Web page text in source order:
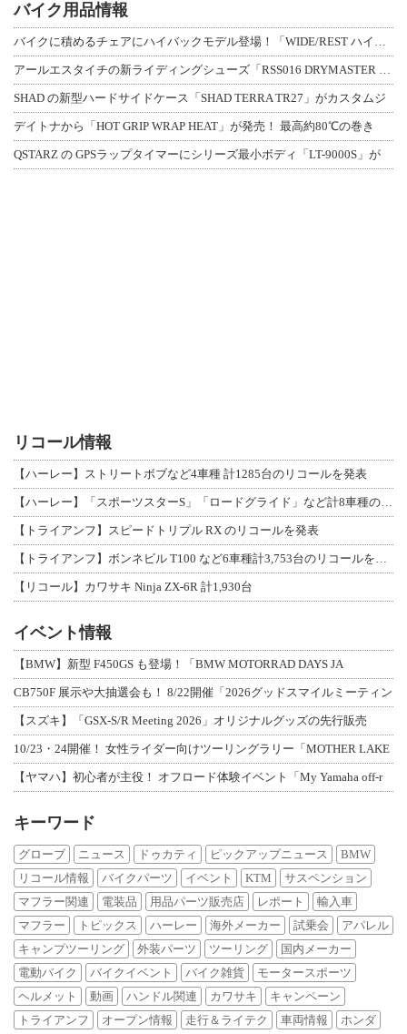
バイク用品情報
バイクに積めるチェアにハイバックモデル登場！「WIDE/REST ハイバックチェ
アールエスタイチの新ライディングシューズ「RSS016 DRYMASTER スト
SHAD の新型ハードサイドケース「SHAD TERRA TR27」がカスタムジ
デイトナから「HOT GRIP WRAP HEAT」が発売！ 最高約80℃の巻き
QSTARZ の GPSラップタイマーにシリーズ最小ボディ「LT-9000S」が
リコール情報
【ハーレー】ストリートボブなど4車種 計1285台のリコールを発表
【ハーレー】「スポーツスターS」「ロードグライド」など計8車種のリコールを発表
【トライアンフ】スピードトリプル RX のリコールを発表
【トライアンフ】ボンネビル T100 など6車種計3,753台のリコールを発表
【リコール】カワサキ Ninja ZX-6R 計1,930台
イベント情報
【BMW】新型 F450GS も登場！「BMW MOTORRAD DAYS JA
CB750F 展示や大抽選会も！ 8/22開催「2026グッドスマイルミーティン
【スズキ】「GSX-S/R Meeting 2026」オリジナルグッズの先行販売
10/23・24開催！ 女性ライダー向けツーリングラリー「MOTHER LAKE
【ヤマハ】初心者が主役！ オフロード体験イベント「My Yamaha off-r
キーワード
グローブ ニュース ドゥカティ ピックアップニュース
BMW
リコール情報
バイクパーツ イベント KTM
サスペンション
マフラー関連
電装品 用品パーツ販売店 レポート
輸入車
マフラー
トピックス ハーレー 海外メーカー 試乗会
アパレル
キャンプツーリング
外装パーツ ツーリング
国内メーカー
電動バイク
バイクイベント バイク雑貨
モータースポーツ
ヘルメット
動画 ハンドル関連 カワサキ
キャンペーン
トライアンフ
オープン情報 走行＆ライテク 車両情報 ホンダ